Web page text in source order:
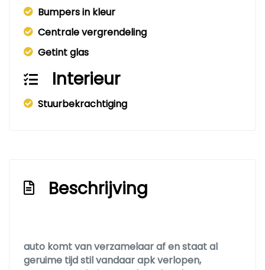
Bumpers in kleur
Centrale vergrendeling
Getint glas
Interieur
Stuurbekrachtiging
Beschrijving
auto komt van verzamelaar af en staat al
geruime tijd stil vandaar apk verlopen,